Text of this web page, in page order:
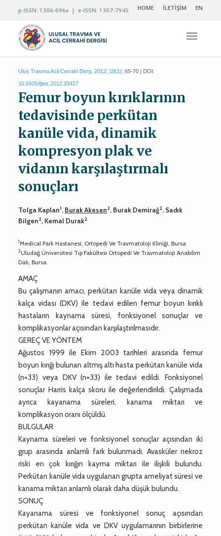
p-ISSN: 1306-696x | e-ISSN: 1307-7945 HOME İLETİŞİM EN
Ulus Travma Acil Cerrahi Derg. 2012; 18(1): 65-70 | DOI:
10.5505/tjtes.2012.33427
Femur boyun kırıklarının
tedavisinde perkütan
kanüle vida, dinamik
kompresyon plak ve
vidanın karşılaştırmalı
sonuçları
Tolga Kaplan1, Burak Akesen2, Burak Demirağ2, Sadık
Bilgen2, Kemal Durak2
1Medical Park Hastanesi, Ortopedi Ve Travmatoloji Kliniği, Bursa
2Uludağ Üniversitesi Tıp Fakültesi Ortopedi Ve Travmatoloji Anabilim
Dalı, Bursa.
AMAÇ
Bu çalışmanın amacı, perkütan kanüle vida veya dinamik
kalça vidası (DKV) ile tedavi edilen femur boyun kırıklı
hastaların kaynama süresi, fonksiyonel sonuçlar ve
komplikasyonlar açısından karşılaştırılmasıdır.
GEREÇ VE YÖNTEM
Ağustos 1999 ile Ekim 2003 tarihleri arasında femur
boyun kırığı bulunan altmış altı hasta perkütan kanüle vida
(n=33) veya DKV (n=33) ile tedavi edildi. Fonksiyonel
sonuçlar Harris kalça skoru ile değerlendirildi. Çalışmada
ayrıca kayanama süreleri, kanama miktarı ve
komplikasyon oranı ölçüldü.
BULGULAR
Kaynama süreleri ve fonksiyonel sonuçlar açısından iki
grup arasında anlamlı fark bulunmadı. Avasküler nekroz
riski en çok kırığın kayma miktarı ile ilişkili bulundu.
Perkütan kanüle vida uygulanan grupta ameliyat süresi ve
kanama miktarı anlamlı olarak daha düşük bulundu.
SONUÇ
Kayanama süresi ve fonksiyonel sonuç açısından
perkütan kanüle vida ve DKV uygulamarının birbirlerine